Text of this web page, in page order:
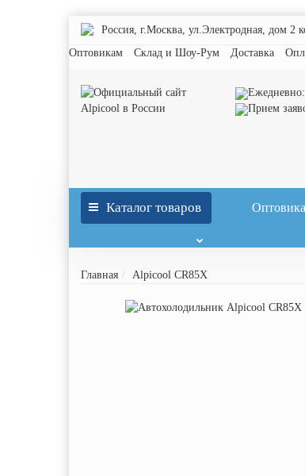
Россия, г.Москва, ул.Электродная, дом 2
Оптовикам Склад и Шоу-Рум Доставка
Прием
Каталог товаров
Главная Alpicool CR85X